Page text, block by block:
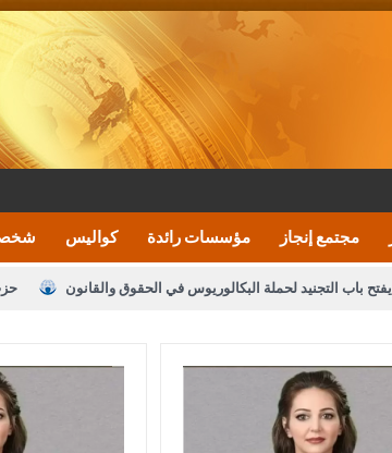
كواليس مؤسسات رائدة مجتمع إنجاز
باب التجنيد لحملة البكالوريوس في الحقوق والقانون
اليومية ويؤكد حرص مجلس النواب على شراكة فاعلة مع الإعلام
دعوة المكلفين الملك يلتقي مجموعة من رفاق السلاح